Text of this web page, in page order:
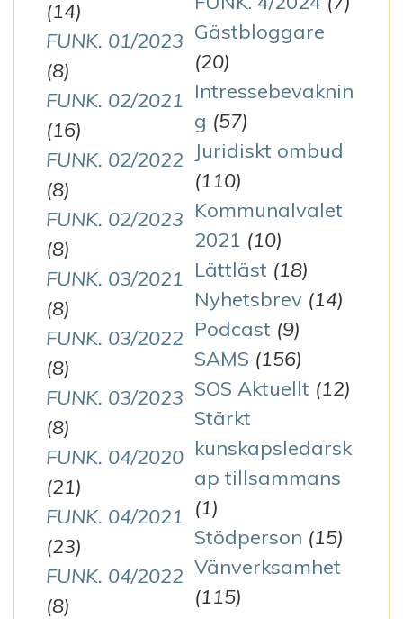
(14)
FUNK. 01/2023
(8)
FUNK. 02/2021
(16)
FUNK. 02/2022
(8)
FUNK. 02/2023
(8)
FUNK. 03/2021
(8)
FUNK. 03/2022
(8)
FUNK. 03/2023
(8)
FUNK. 04/2020
(21)
FUNK. 04/2021
(23)
FUNK. 04/2022
(8)
Gästbloggare
(20)
Intressebevaknin
g (57)
Juridiskt ombud
(110)
Kommunalvalet
2021 (10)
Lättläst (18)
Nyhetsbrev (14)
Podcast (9)
SAMS (156)
SOS Aktuellt (12)
Stärkt
kunskapsledarsk
ap tillsammans
(1)
Stödperson (15)
Vänverksamhet
(115)